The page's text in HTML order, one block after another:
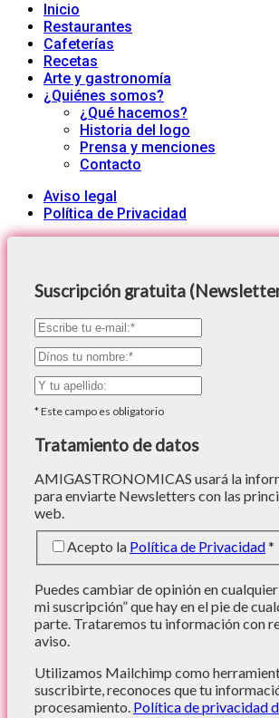
Inicio
Restaurantes
Cafeterías
Recetas
Arte y gastronomía
¿Quiénes somos?
¿Qué hacemos?
Historia del logo
Prensa y menciones
Contacto
Aviso legal
Política de Privacidad
Suscripción gratuita
*Este campo es obligatorio
Tratamiento de datos
AMIGASTRONOMICAS usará la
para enviarte Newsletters con las
web.
Acepto la Política de Privacidad*
Puedes cambiar de opinión en
mi suscripción” que hay en el pie de
parte. Trataremos tu información con
aviso.
Utilizamos Mailchimp como
suscribirte, reconoces que tu
procesamiento. Política de privacidad